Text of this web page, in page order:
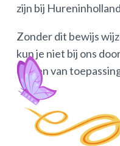
zijn bij
Zonder dit bewijs
kun je niet bij ons
(indien van